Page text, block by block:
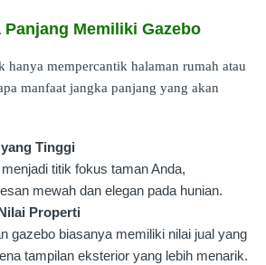
Panjang Memiliki Gazebo
mempercantik halaman rumah atau
manfaat jangka panjang yang akan
Tinggi
titik fokus taman Anda,
mewah dan elegan pada hunian.
Properti
gazebo biasanya memiliki nilai jual yang
tampilan eksterior yang lebih menarik.